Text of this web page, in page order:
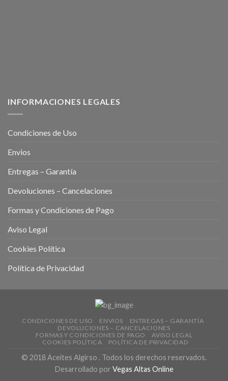
INFORMACIONES LEGALES
Condiciones de Uso
Envios
Entregas – Garantía
Devoluciones – Cancelaciones
Formas y Condiciones de Pago
Aviso Legal
Cookies Política
Política de Privacidad
CONDICIONES DE USO ENVIOS
ENTREGAS – GARANTÍA
DEVOLUCIONES – CANCELACIONES
FORMAS Y CONDICIONES DE PAGO
AVISO LEGAL
COOKIES POLÍTICA
POLÍTICA DE PRIVACIDAD
© 2018 Aceites Algirso . Todos los derechos reservados.
Desarrollado por Vegas Altas Online